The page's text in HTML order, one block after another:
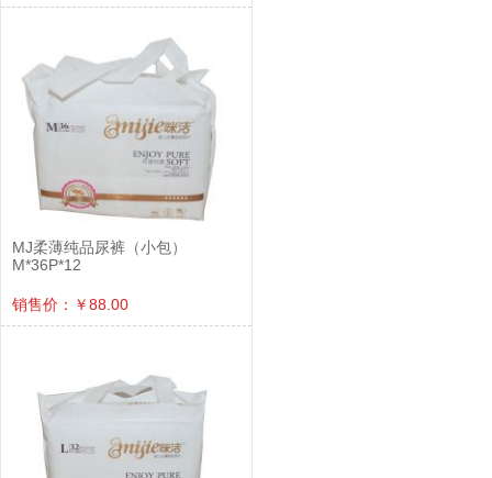
MJ柔薄纯品尿裤（小包）
M*36P*12
销售价：￥88.00